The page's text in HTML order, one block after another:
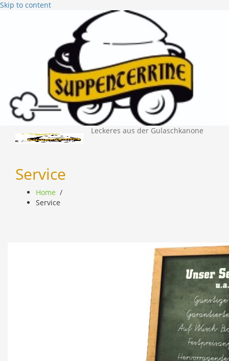
Skip to content
Leckeres aus der Gulaschkanone
Service
Home /
Service